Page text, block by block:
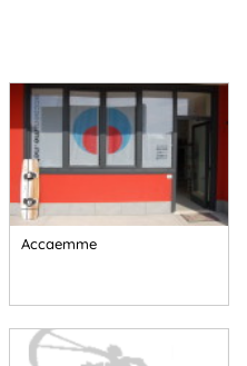
Accaemme